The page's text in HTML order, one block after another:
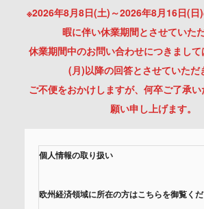
※2026年8月8日(土)～2026年8月16日(日
暇に伴い休業期間とさせていた
休業期間中のお問い合わせにつきまし
(月)以降の回答とさせていただ
ご不便をおかけしますが、何卒ご了承
願い申し上げます。
個人情報の取り扱い
欧州経済領域に所在の方はこちらを御覧くだ